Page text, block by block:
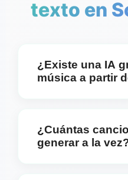
texto en
¿Existe una IA
música a partir
nuestro generador
Nuestra tecnología de
¿Cuántas
generar a la